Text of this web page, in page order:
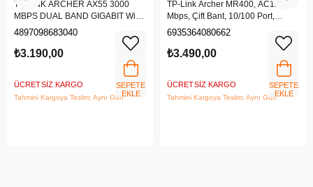
TP-LINK ARCHER AX55 3000
MBPS DUAL BAND GIGABIT Wi-Fi
6 ROUTER
4897098683040
₺3.190,00
ÜCRETSIZ KARGO
Tahmini Kargoya Teslim: Aynı Gün
SEPETE
EKLE
TP-Link Archer MR400, AC1200
Mbps, Çift Bant, 10/100 Port,
4G/3G SIM Yuvası, Kablosuz 4G
6935364080662
₺3.490,00
ÜCRETSIZ KARGO
Tahmini Kargoya Teslim: Aynı Gün
SEPETE
EKLE